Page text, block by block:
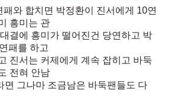
와 합치면 박정환이 진서에게 10연
흥미는 관
결에 흥미가 떨어진건 당연하고 박
패를 하고
진서는 커제에게 계속 잡히고 바둑
전혀 안남
면 그나마 조금남은 바둑팬들도 다